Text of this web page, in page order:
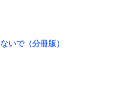
いで（分冊版）